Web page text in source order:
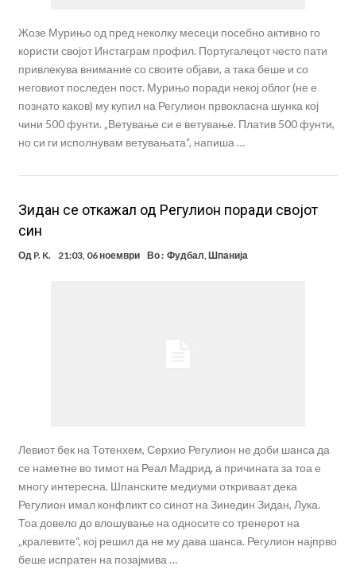
Жозе Мурињо од пред неколку месеци посебно активно го
користи својот Инстаграм профил. Португалецот често пати
привлекува внимание со своите објави, а така беше и со
неговиот последен пост. Мурињо поради некој облог (не е
познато каков) му купил на Регулион првокласна шунка кој
чини 500 фунти. „Ветување си е ветување. Платив 500 фунти,
но си ги исполнувам ветувањата“, напиша …
Зидан се откажал од Регулион поради својот
син
Од P. K. 21:03, 06 ноември Во : Фудбал,Шпанија
Левиот бек на Тотенхем, Серхио Регулион не доби шанса да
се наметне во тимот на Реал Мадрид, а причината за тоа е
многу интересна. Шпанските медиуми откриваат дека
Регулион имал конфликт со синот на Зинедин Зидан, Лука.
Тоа довело до влошување на односите со тренерот на
„кралевите“, кој решил да не му дава шанса. Регулион најпрво
беше испратен на позајмива …